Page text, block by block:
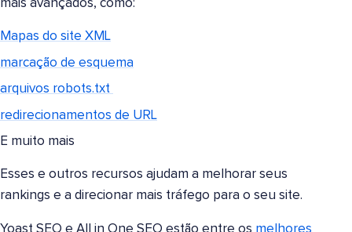
mais avançados, como:
Mapas do site XML
marcação de esquema
arquivos robots.txt
redirecionamentos de URL
E muito mais
Esses e outros recursos ajudam a melhorar seus
rankings e a direcionar mais tráfego para o seu site.